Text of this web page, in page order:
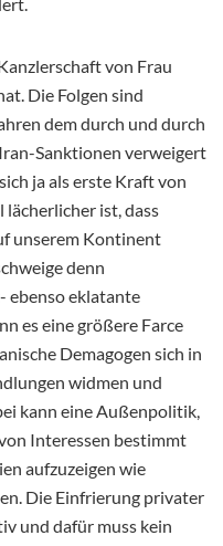
von Frau
Die Folgen sind
dem durch und durch
Sanktionen verweigert
ja als erste Kraft von
lächerlicher ist, dass
unserem Kontinent
denn
ebenso eklatante
es eine größere Farce
Demagogen sich in
widmen und
kann eine Außenpolitik,
Interessen bestimmt
aufzuzeigen wie
Die Einfrierung privater
und dafür muss kein